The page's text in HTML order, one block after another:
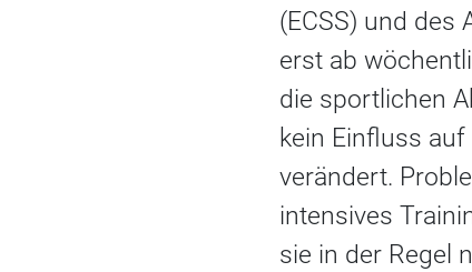
(ECSS) und des
erst ab
die sportlichen
kein Einfluss
verändert.
intensives
sie in der Regel